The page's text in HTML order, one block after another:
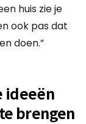
huis zie je
ook pas dat
doen.”
ideeën
brengen